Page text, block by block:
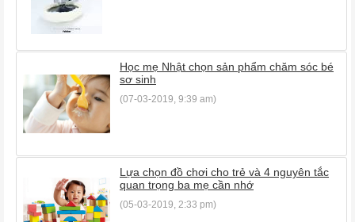
Học mẹ Nhật chọn sản phẩm chăm sóc bé
sơ sinh
(07-03-2019, 9:39 am)
Lựa chọn đồ chơi cho trẻ và 4 nguyên tắc
quan trọng ba mẹ cần nhớ
(05-03-2019, 2:33 pm)